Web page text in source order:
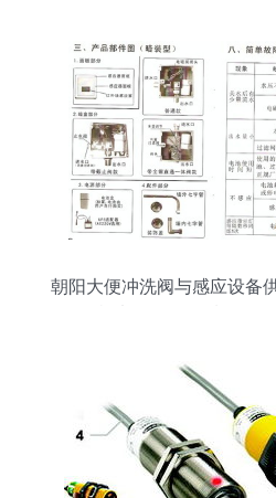
朝阳大便冲洗阀与感应设备